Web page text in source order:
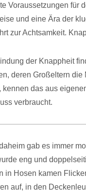
Voraussetzungen für
und eine Ära der
zur Achtsamkeit.
der Knappheit
deren Großeltern
kennen das aus
verbraucht.
gab es immer
eng und
in Hosen kamen
auf, in den